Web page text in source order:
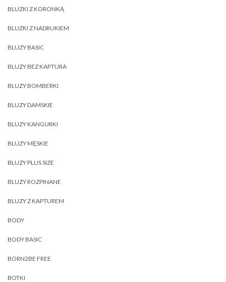
BLUZKI Z KORONKĄ
BLUZKI Z NADRUKIEM
BLUZY BASIC
BLUZY BEZ KAPTURA
BLUZY BOMBERKI
BLUZY DAMSKIE
BLUZY KANGURKI
BLUZY MĘSKIE
BLUZY PLUS SIZE
BLUZY ROZPINANE
BLUZY Z KAPTUREM
BODY
BODY BASIC
BORN2BE FREE
BOTKI